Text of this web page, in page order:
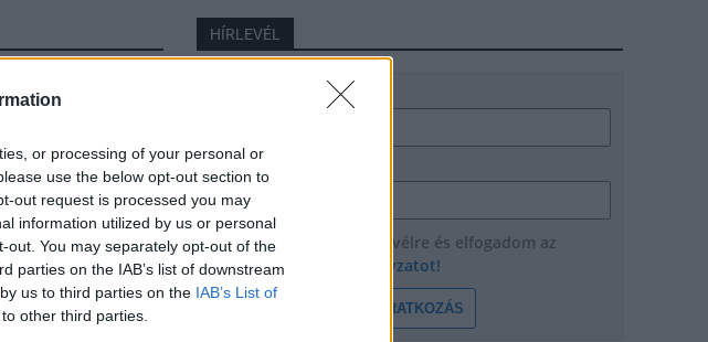
or processing of your personal or
use the below opt-out section to
out request is processed you may
information utilized by us or personal
You may separately opt-out of the
parties on the IAB’s list of downstream
us to third parties on the IAB’s List of
other third parties.
HÍRLEVÉL
E-mail cím
Feliratkozom a hírlevélre és elfogadom az
adatvédelmi szabályzatot!
FELIRATKOZÁS